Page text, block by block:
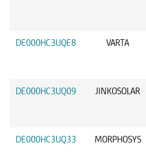
DE000HC3UQE8 VARTA
DE000HC3UQ09 JINKOSOLAR
DE000HC3UQ33 MORPHOSYS